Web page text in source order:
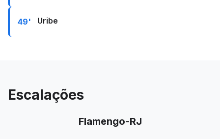
49' Uribe
Escalações
Flamengo-RJ